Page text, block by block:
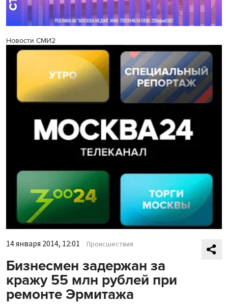
Новости СМИ2
14 января 2014, 12:01 Происшествия
Бизнесмен задержан за
кражу 55 млн рублей при
ремонте Эрмитажа